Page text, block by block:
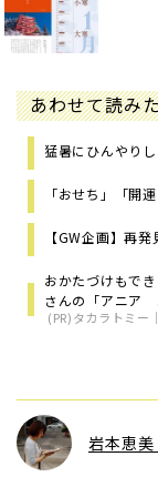
あわせて読み
猛暑にひんやり
「おせち」「開
【GW企画】再
おかたづけもで
さんの「アニア
(PR)タカラトミー
岩本恵美